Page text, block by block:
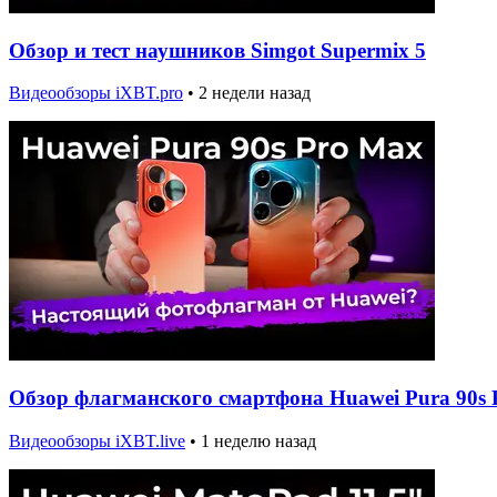
Обзор и тест наушников Simgot Supermix 5
Видеообзоры iXBT.pro • 2 недели назад
Обзор флагманского смартфона Huawei Pura 90s
Видеообзоры iXBT.live • 1 неделю назад